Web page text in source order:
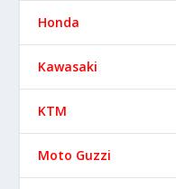
Honda
Kawasaki
KTM
Moto Guzzi